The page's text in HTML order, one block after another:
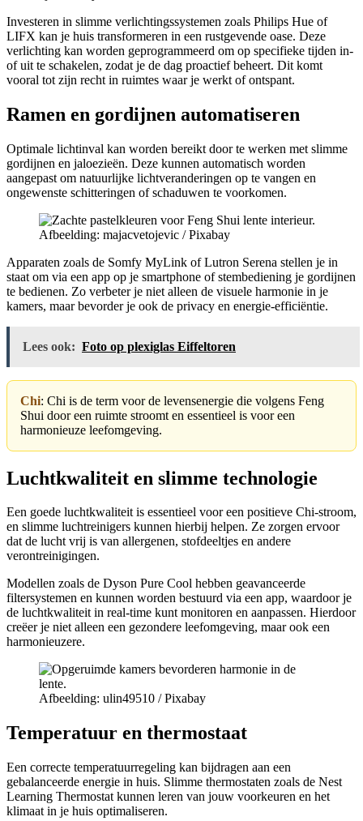
Investeren in slimme verlichtingssystemen zoals Philips Hue of
LIFX kan je huis transformeren in een rustgevende oase. Deze
verlichting kan worden geprogrammeerd om op specifieke tijden in-
of uit te schakelen, zodat je de dag proactief beheert. Dit komt
vooral tot zijn recht in ruimtes waar je werkt of ontspant.
Ramen en gordijnen automatiseren
Optimale lichtinval kan worden bereikt door te werken met slimme
gordijnen en jaloezieën. Deze kunnen automatisch worden
aangepast om natuurlijke lichtveranderingen op te vangen en
ongewenste schitteringen of schaduwen te voorkomen.
Afbeelding: majacvetojevic / Pixabay
Apparaten zoals de Somfy MyLink of Lutron Serena stellen je in
staat om via een app op je smartphone of stembediening je gordijnen
te bedienen. Zo verbeter je niet alleen de visuele harmonie in je
kamers, maar bevorder je ook de privacy en energie-efficiëntie.
Lees ook: Foto op plexiglas Eiffeltoren
Chi: Chi is de term voor de levensenergie die volgens Feng
Shui door een ruimte stroomt en essentieel is voor een
harmonieuze leefomgeving.
Luchtkwaliteit en slimme technologie
Een goede luchtkwaliteit is essentieel voor een positieve Chi-stroom,
en slimme luchtreinigers kunnen hierbij helpen. Ze zorgen ervoor
dat de lucht vrij is van allergenen, stofdeeltjes en andere
verontreinigingen.
Modellen zoals de Dyson Pure Cool hebben geavanceerde
filtersystemen en kunnen worden bestuurd via een app, waardoor je
de luchtkwaliteit in real-time kunt monitoren en aanpassen. Hierdoor
creëer je niet alleen een gezondere leefomgeving, maar ook een
harmonieuzere.
Afbeelding: ulin49510 / Pixabay
Temperatuur en thermostaat
Een correcte temperatuurregeling kan bijdragen aan een
gebalanceerde energie in huis. Slimme thermostaten zoals de Nest
Learning Thermostat kunnen leren van jouw voorkeuren en het
klimaat in je huis optimaliseren.